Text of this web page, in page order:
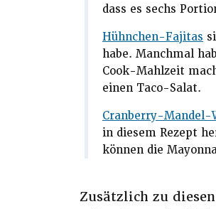
dass es sechs
Hühnchen-Fajitas
habe. Manchmal
Cook-Mahlzeit
einen Taco-Salat.
Cranberry-Mandel-
in diesem Rezept
können die
Zusätzlich zu